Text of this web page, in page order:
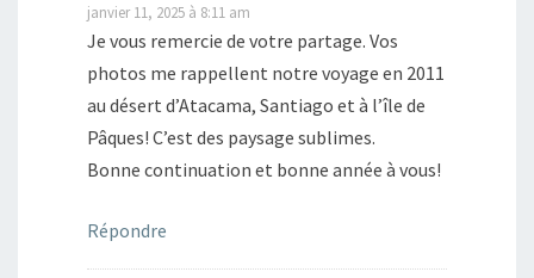
janvier 11, 2025 à 8:11 am
Je vous remercie de votre partage. Vos
photos me rappellent notre voyage en 2011
au désert d’Atacama, Santiago et à l’île de
Pâques! C’est des paysage sublimes.
Bonne continuation et bonne année à vous!
Répondre